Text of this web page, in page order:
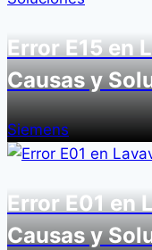
Error E15 en
Causas y
Siemens
Error E01 en
Causas y